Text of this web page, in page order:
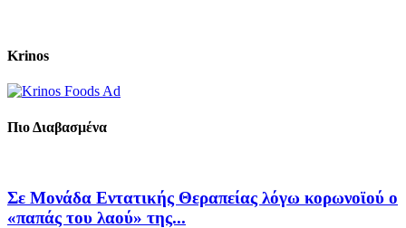
Krinos
Πιο Διαβασμένα
Σε Μονάδα Εντατικής Θεραπείας λόγω κορωνοϊού ο
«παπάς του λαού» της...